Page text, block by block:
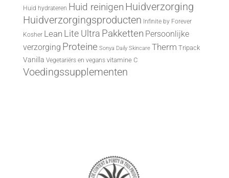
Huid hydrateren Huid reinigen Huidverzorging
Huidverzorgingsproducten Infinite by Forever
Kosher Lean Lite Ultra Pakketten Persoonlijke
verzorging Proteine Sonya Daily Skincare Therm Tripack
Vanilla Vegetariërs en vegans vitamine C
Voedingssupplementen